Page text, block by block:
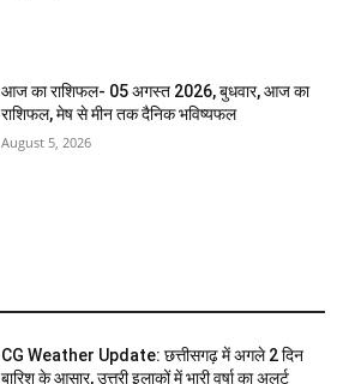
आज का राशिफल- 05 अगस्त 2026, बुधवार, आज का
राशिफल, मेष से मीन तक दैनिक भविष्यफल
August 5, 2026
CG Weather Update: छत्तीसगढ़ में अगले 2 दिन
बारिश के आसार, उत्तरी इलाकों में भारी वर्षा का अलर्ट